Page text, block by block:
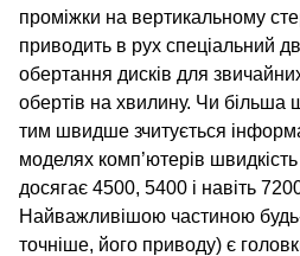
проміжки на вертикальному
приводить в рух спеціальний
обертання дисків для
обертів на хвилину. Чи більша
тим швидше зчитується
моделях комп’ютерів
досягає 4500, 5400 і навіть
Найважливішою частиною
точніше, його приводу) є